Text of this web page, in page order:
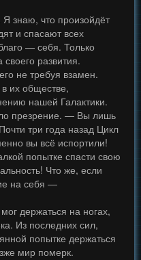
знаю, что произойдёт
и спасают всех
— себя. Только
своего развития.
не требуя взамен.
их обществе,
нашей Галактики.
презрение. — Вы лишь
три года назад Цикл
вы всё испортили!
попытке спасти свою
Что же, если
на себя —
держаться на ногах,
Из последних сил,
попытке держаться
мир померк.